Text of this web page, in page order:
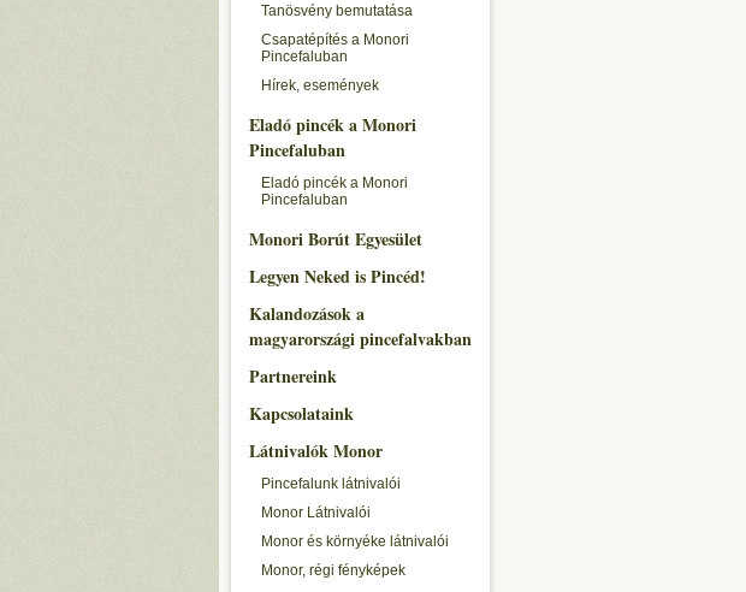
Tanösvény bemutatása
Csapatépítés a Monori
Pincefaluban
Hírek, események
Eladó pincék a Monori
Pincefaluban
Eladó pincék a Monori
Pincefaluban
Monori Borút Egyesület
Legyen Neked is Pincéd!
Kalandozások a
magyarországi pincefalvakban
Partnereink
Kapcsolataink
Látnivalók Monor
Pincefalunk látnivalói
Monor Látnivalói
Monor és környéke látnivalói
Monor, régi fényképek